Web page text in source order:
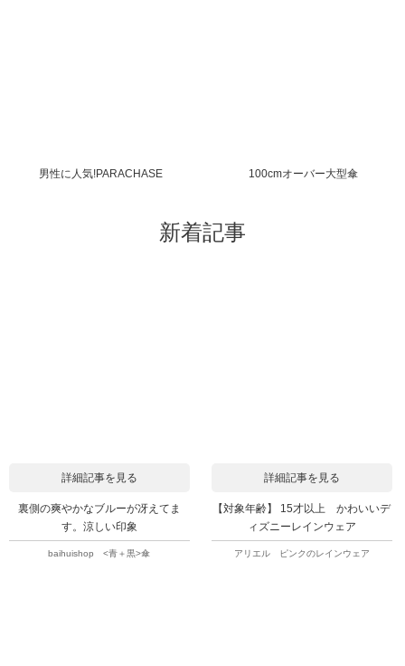
男性に人気!PARACHASE 100cmオーバー大型傘
新着記事
詳細記事を見る
裏側の爽やかなブルーが冴えてま
す。涼しい印象
baihuishop <青＋黒>傘
詳細記事を見る
【対象年齢】 15才以上 かわいいデ
ィズニーレインウェア
アリエル ピンクのレインウェア